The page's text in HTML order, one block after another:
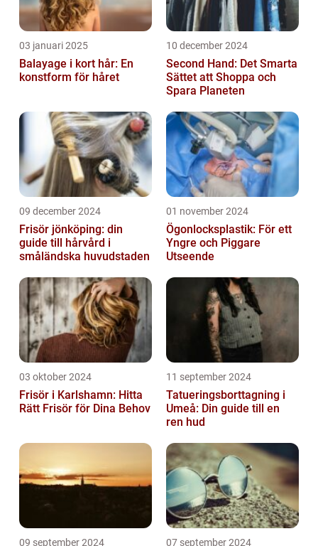
03 januari 2025
Balayage i kort hår: En
konstform för håret
10 december 2024
Second Hand: Det Smarta
Sättet att Shoppa och
Spara Planeten
09 december 2024
Frisör jönköping: din
guide till hårvård i
småländska huvudstaden
01 november 2024
Ögonlocksplastik: För ett
Yngre och Piggare
Utseende
03 oktober 2024
Frisör i Karlshamn: Hitta
Rätt Frisör för Dina Behov
11 september 2024
Tatueringsborttagning i
Umeå: Din guide till en
ren hud
09 september 2024 07 september 2024